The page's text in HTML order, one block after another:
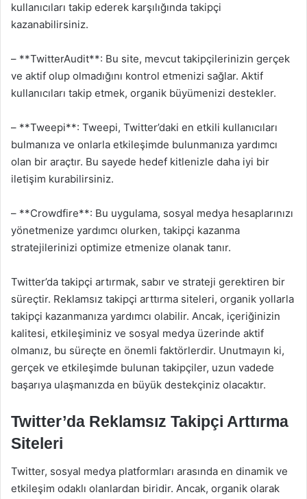
kullanıcıları takip ederek karşılığında takipçi
kazanabilirsiniz.
– **TwitterAudit**: Bu site, mevcut takipçilerinizin gerçek
ve aktif olup olmadığını kontrol etmenizi sağlar. Aktif
kullanıcıları takip etmek, organik büyümenizi destekler.
– **Tweepi**: Tweepi, Twitter’daki en etkili kullanıcıları
bulmanıza ve onlarla etkileşimde bulunmanıza yardımcı
olan bir araçtır. Bu sayede hedef kitlenizle daha iyi bir
iletişim kurabilirsiniz.
– **Crowdfire**: Bu uygulama, sosyal medya hesaplarınızı
yönetmenize yardımcı olurken, takipçi kazanma
stratejilerinizi optimize etmenize olanak tanır.
Twitter’da takipçi artırmak, sabır ve strateji gerektiren bir
süreçtir. Reklamsız takipçi arttırma siteleri, organik yollarla
takipçi kazanmanıza yardımcı olabilir. Ancak, içeriğinizin
kalitesi, etkileşiminiz ve sosyal medya üzerinde aktif
olmanız, bu süreçte en önemli faktörlerdir. Unutmayın ki,
gerçek ve etkileşimde bulunan takipçiler, uzun vadede
başarıya ulaşmanızda en büyük destekçiniz olacaktır.
Twitter’da Reklamsız Takipçi Arttırma
Siteleri
Twitter, sosyal medya platformları arasında en dinamik ve
etkileşim odaklı olanlardan biridir. Ancak, organik olarak